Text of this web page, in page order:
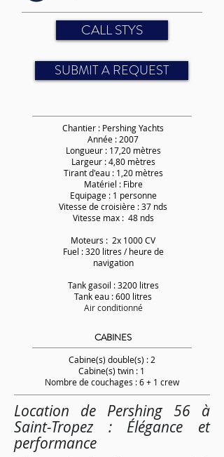
CALL STYS
SUBMIT A REQUEST
Chantier : Pershing Yachts
Année : 2007
Longueur : 17,20 mètres
Largeur : 4,80 mètres
Tirant d'eau : 1,20 mètres
Matériel : Fibre
Equipage : 1 personne
Vitesse de croisière : 37 nds
Vitesse max : 48 nds
Moteurs : 2x 1000 CV
Fuel : 320 litres / heure de
navigation
Tank gasoil : 3200 litres
Tank eau : 600 litres
Air conditionné
CABINES
Cabine(s) double(s) : 2
Cabine(s) twin : 1
Nombre de couchages : 6 + 1 crew
Location de Pershing 56 à
Saint-Tropez : Élégance et
performance